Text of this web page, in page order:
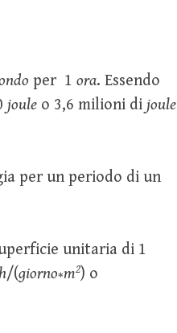
per 1 ora. Essendo
jouleo 3,6 milioni di joule
per un periodo di un
unitaria di 1
/(giorno*m2) o